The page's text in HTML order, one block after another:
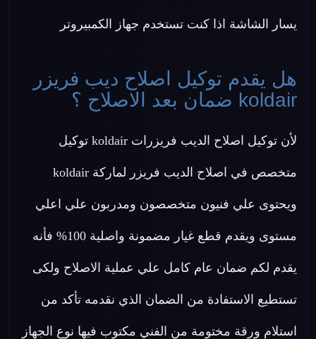
يسار الشاشة اذا كنت تستخدم جهاز الكمبيروتر
هل يقدم توكيل اصلاح ديب فريزر
koldair ضمان بعد الاصلاح ؟
لأن توكيل اصلاح الديب فريزرات koldair توكيل
متخصص في اصلاح الديب فريزر لماركة koldair
ويحتوى علي فنيون متخصصون ومدربون علي اعلي
مستوى ويقدم قطع غيار مضمونة واصلية 100% فأنه
يقدم لكم ضمان عام كامل علي عملية الاصلاح ولكى
تستطيع الاستفادة من الضمان الذي نقدمه تأكد من
استلام ورقة مختومة من الفني مكتوب فيها نوع الجهاز